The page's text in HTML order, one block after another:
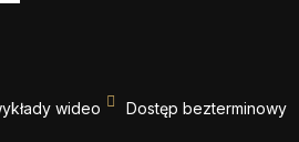
wideo Dostęp bezterminowy